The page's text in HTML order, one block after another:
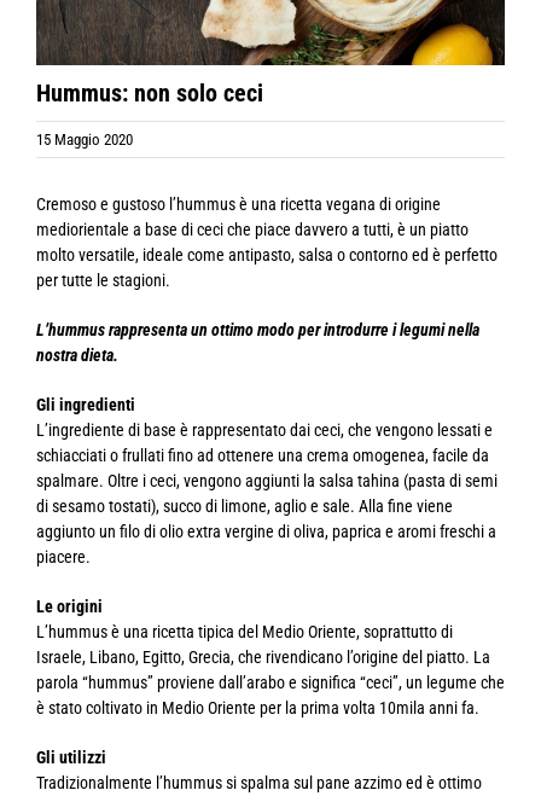
Hummus: non solo ceci
15 Maggio 2020
Cremoso e gustoso l’hummus è una ricetta vegana di origine
mediorientale a base di ceci che piace davvero a tutti, è un piatto
molto versatile, ideale come antipasto, salsa o contorno ed è perfetto
per tutte le stagioni.
L’hummus rappresenta un ottimo modo per introdurre i legumi nella
nostra dieta.
Gli ingredienti
L’ingrediente di base è rappresentato dai ceci, che vengono lessati e
schiacciati o frullati fino ad ottenere una crema omogenea, facile da
spalmare. Oltre i ceci, vengono aggiunti la salsa tahina (pasta di semi
di sesamo tostati), succo di limone, aglio e sale. Alla fine viene
aggiunto un filo di olio extra vergine di oliva, paprica e aromi freschi a
piacere.
Le origini
L’hummus è una ricetta tipica del Medio Oriente, soprattutto di
Israele, Libano, Egitto, Grecia, che rivendicano l’origine del piatto. La
parola “hummus” proviene dall’arabo e significa “ceci”, un legume che
è stato coltivato in Medio Oriente per la prima volta 10mila anni fa.
Gli utilizzi
Tradizionalmente l’hummus si spalma sul pane azzimo ed è ottimo